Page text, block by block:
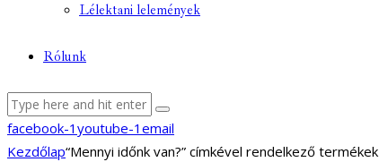
Lélektani lelemények
Rólunk
facebook-1 youtube-1 email
Kezdőlap“Mennyi időnk van?” címkével rendelkező termékek